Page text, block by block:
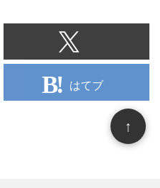
はてブ
↑